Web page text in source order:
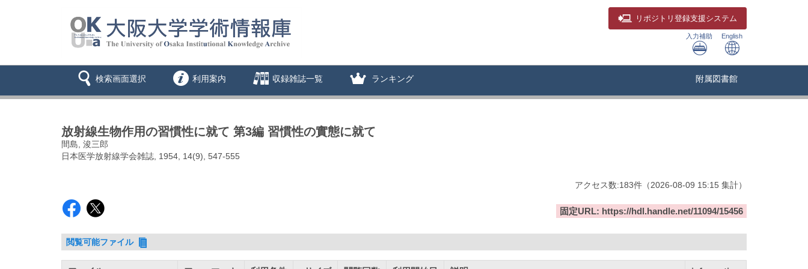
リポジトリ 登録支援システム
入力補助 English
検索画面選択 利用案内 収録雑誌一覧 ランキング 附属図書館
放射線生物作用の習慣性に就て 第3編 習慣性の實態に就て
間島, 浚三郎
日本医学放射線学会雑誌, 1954, 14(9), 547-555
アクセス数:183件 （2026-08-09 15:15 集計）
固定URL: https://hdl.handle.net/11094/15456
閲覧可能ファイル